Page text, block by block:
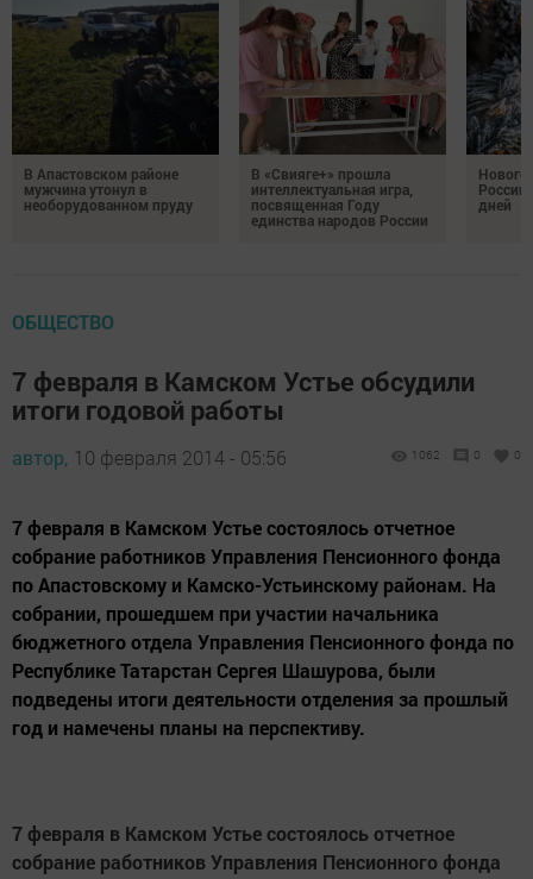
В Апастовском районе
мужчина утонул в
необорудованном пруду
В «Свияге+» прошла
интеллектуальная игра,
посвященная Году
единства народов России
России
дней
ОБЩЕСТВО
7 февраля в Камском Устье обсудили
итоги годовой работы
автор, 10 февраля 2014 - 05:56 1062 0 0
7 февраля в Камском Устье состоялось отчетное
собрание работников Управления Пенсионного фонда
по Апастовскому и Камско-Устьинскому районам. На
собрании, прошедшем при участии начальника
бюджетного отдела Управления Пенсионного фонда по
Республике Татарстан Сергея Шашурова, были
подведены итоги деятельности отделения за прошлый
год и намечены планы на перспективу.
7 февраля в Камском Устье состоялось отчетное
собрание работников Управления Пенсионного фонда